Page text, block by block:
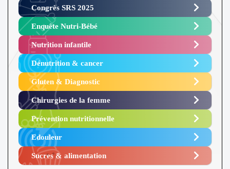
Congrès SRS 2025 ​
Enquête Nutri-Bébé ​
Nutrition infantile
Dénutrition & cancer
Gluten & Diagnostic
Chirurgies de la femme
Prévention nutritionnelle
Edouleur​
Sucres & alimentation​